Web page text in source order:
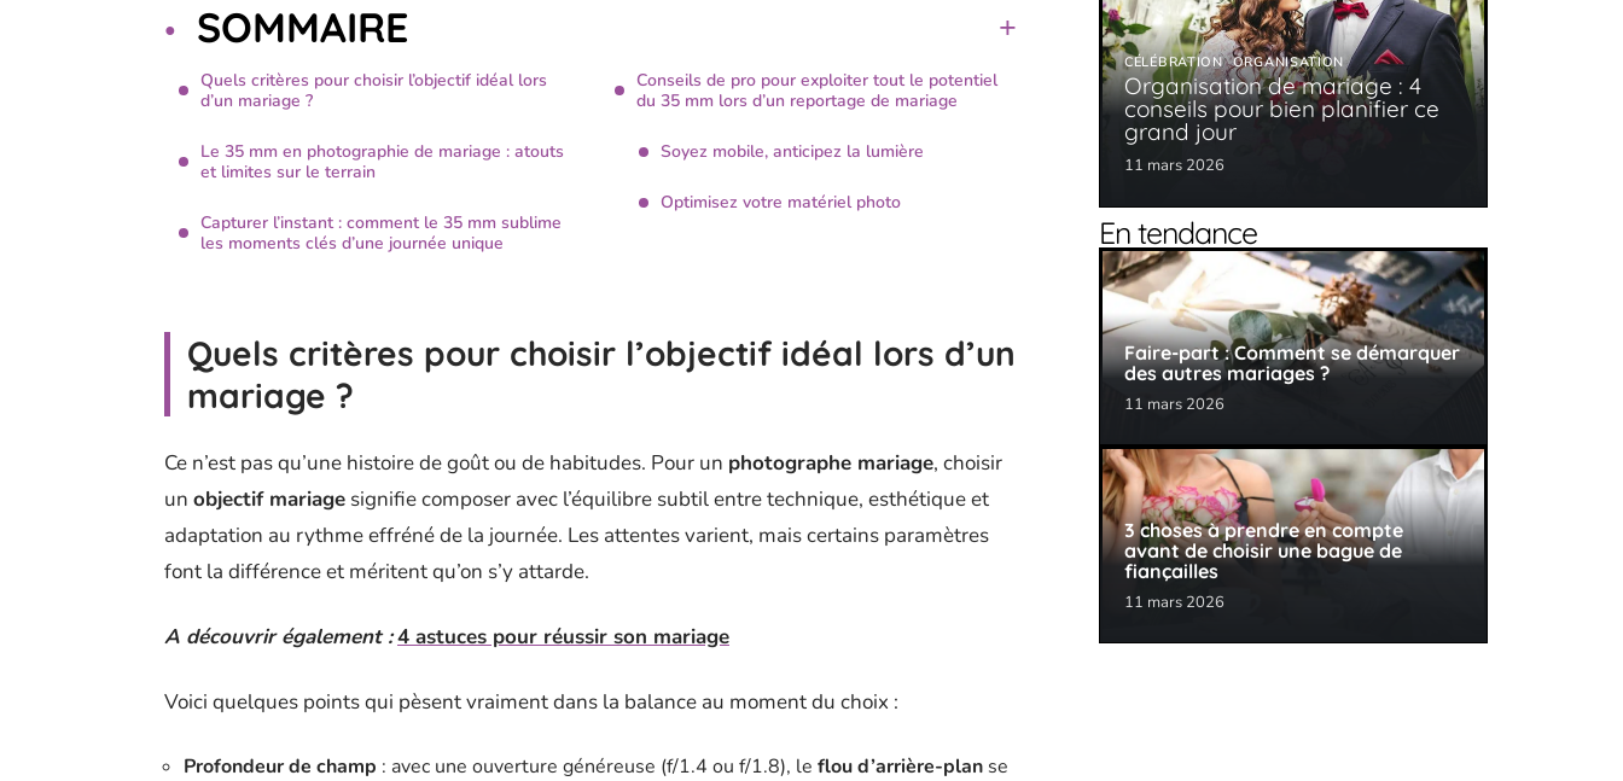
SOMMAIRE
Quels critères pour choisir l’objectif idéal lors
d’un mariage ?
Le 35 mm en photographie de mariage : atouts
et limites sur le terrain
Capturer l’instant : comment le 35 mm sublime
les moments clés d’une journée unique
Conseils de pro pour exploiter tout le potentiel
du 35 mm lors d’un reportage de mariage
Soyez mobile, anticipez la lumière
Optimisez votre matériel photo
Quels critères pour choisir l’objectif idéal lors d’un
mariage ?
Ce n’est pas qu’une histoire de goût ou de habitudes. Pour un photographe mariage, choisir
un objectif mariage signifie composer avec l’équilibre subtil entre technique, esthétique et
adaptation au rythme effréné de la journée. Les attentes varient, mais certains paramètres
font la différence et méritent qu’on s’y attarde.
A découvrir également :4 astuces pour réussir son mariage
Voici quelques points qui pèsent vraiment dans la balance au moment du choix :
Profondeur de champ : avec une ouverture généreuse (f/1.4 ou f/1.8), le flou d’arrière-plan se
CÉLÉBRATION ORGANISATION
Organisation de mariage : 4
conseils pour bien planifier ce
grand jour
11 mars 2026
En tendance
Faire-part : Comment se démarquer
des autres mariages ?
11 mars 2026
3 choses à prendre en compte
avant de choisir une bague de
fiançailles
11 mars 2026